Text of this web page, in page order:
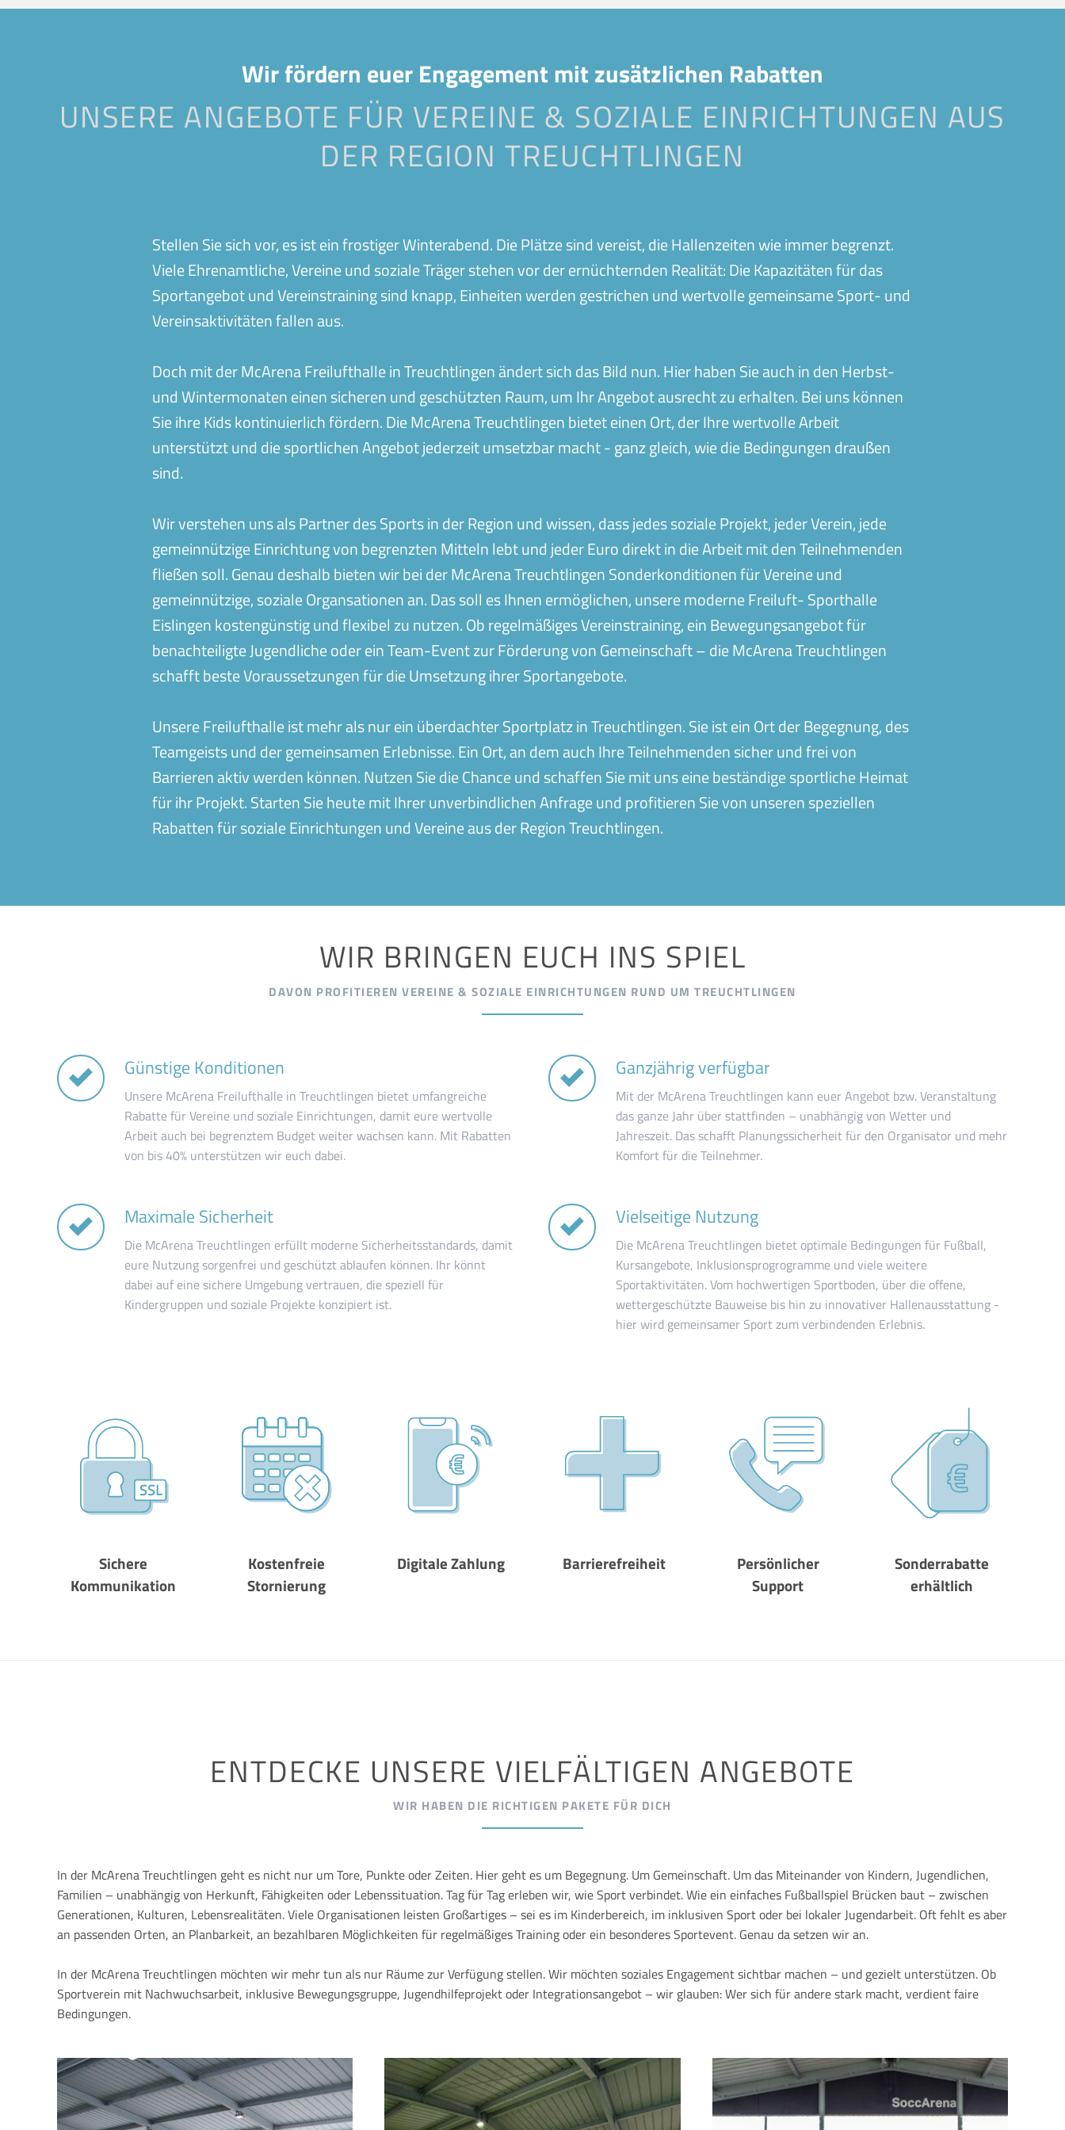
Balingen
Bamberg Bocholt Buchholz
Eislingen
Heidelberg-Rohrbach Herrenberg Ilshofen
Nagold
Oeffingen
Peine Ravensburg Schorndorf
Schwabmünchen
Stadtallendorf Stralsund Stuttgart-Vaihingen
Bubble Soccer
Betriebssport
Events
Abos
Wir fördern euer Engagement mit zusätzlichen Rabatten
UNSERE ANGEBOTE FÜR VEREINE & SOZIALE EINRICHTUNGEN AUS
DER REGION TREUCHTLINGEN
Stellen Sie sich vor, es ist ein frostiger Winterabend. Die Plätze sind vereist, die Hallenzeiten wie immer begrenzt.
Viele Ehrenamtliche, Vereine und soziale Träger stehen vor der ernüchternden Realität: Die Kapazitäten für das
Sportangebot und Vereinstraining sind knapp, Einheiten werden gestrichen und wertvolle gemeinsame Sport- und
Vereinsaktivitäten fallen aus.
Doch mit der McArena Freilufthalle in Treuchtlingen ändert sich das Bild nun. Hier haben Sie auch in den Herbst-
und Wintermonaten einen sicheren und geschützten Raum, um Ihr Angebot ausrecht zu erhalten. Bei uns können
Sie ihre Kids kontinuierlich fördern. Die McArena Treuchtlingen bietet einen Ort, der Ihre wertvolle Arbeit
unterstützt und die sportlichen Angebot jederzeit umsetzbar macht - ganz gleich, wie die Bedingungen draußen
sind.
Wir verstehen uns als Partner des Sports in der Region und wissen, dass jedes soziale Projekt, jeder Verein, jede
gemeinnützige Einrichtung von begrenzten Mitteln lebt und jeder Euro direkt in die Arbeit mit den Teilnehmenden
fließen soll. Genau deshalb bieten wir bei der McArena Treuchtlingen Sonderkonditionen für Vereine und
gemeinnützige, soziale Organsationen an. Das soll es Ihnen ermöglichen, unsere moderne Freiluft- Sporthalle
Eislingen kostengünstig und flexibel zu nutzen. Ob regelmäßiges Vereinstraining, ein Bewegungsangebot für
benachteiligte Jugendliche oder ein Team-Event zur Förderung von Gemeinschaft – die McArena Treuchtlingen
schafft beste Voraussetzungen für die Umsetzung ihrer Sportangebote.
Unsere Freilufthalle ist mehr als nur ein überdachter Sportplatz in Treuchtlingen. Sie ist ein Ort der Begegnung, des
Teamgeists und der gemeinsamen Erlebnisse. Ein Ort, an dem auch Ihre Teilnehmenden sicher und frei von
Barrieren aktiv werden können. Nutzen Sie die Chance und schaffen Sie mit uns eine beständige sportliche Heimat
für ihr Projekt. Starten Sie heute mit Ihrer unverbindlichen Anfrage und profitieren Sie von unseren speziellen
Rabatten für soziale Einrichtungen und Vereine aus der Region Treuchtlingen.
WIR BRINGEN EUCH INS SPIEL
DAVON PROFITIEREN VEREINE & SOZIALE EINRICHTUNGEN RUND UM TREUCHTLINGEN
Günstige Konditionen
Unsere McArena Freilufthalle in Treuchtlingen bietet umfangreiche
Rabatte für Vereine und soziale Einrichtungen, damit eure wertvolle
Arbeit auch bei begrenztem Budget weiter wachsen kann. Mit Rabatten
von bis 40% unterstützen wir euch dabei.
Ganzjährig verfügbar
Mit der McArena Treuchtlingen kann euer Angebot bzw. Veranstaltung
das ganze Jahr über stattfinden – unabhängig von Wetter und
Jahreszeit. Das schafft Planungssicherheit für den Organisator und mehr
Komfort für die Teilnehmer.
Maximale Sicherheit
Die McArena Treuchtlingen erfüllt moderne Sicherheitsstandards, damit
eure Nutzung sorgenfrei und geschützt ablaufen können. Ihr könnt
dabei auf eine sichere Umgebung vertrauen, die speziell für
Kindergruppen und soziale Projekte konzipiert ist.
Vielseitige Nutzung
Die McArena Treuchtlingen bietet optimale Bedingungen für Fußball,
Kursangebote, Inklusionsprogrogramme und viele weitere
Sportaktivitäten. Vom hochwertigen Sportboden, über die offene,
wettergeschützte Bauweise bis hin zu innovativer Hallenausstattung -
hier wird gemeinsamer Sport zum verbindenden Erlebnis.
Sichere
Kommunikation
Kostenfreie
Stornierung
Digitale Zahlung Barrierefreiheit
Persönlicher
Support
Sonderrabatte
erhältlich
ENTDECKE UNSERE VIELFÄLTIGEN ANGEBOTE
WIR HABEN DIE RICHTIGEN PAKETE FÜR DICH
In der McArena Treuchtlingen geht es nicht nur um Tore, Punkte oder Zeiten. Hier geht es um Begegnung. Um Gemeinschaft. Um das Miteinander von Kindern, Jugendlichen,
Familien – unabhängig von Herkunft, Fähigkeiten oder Lebenssituation. Tag für Tag erleben wir, wie Sport verbindet. Wie ein einfaches Fußballspiel Brücken baut – zwischen
Generationen, Kulturen, Lebensrealitäten. Viele Organisationen leisten Großartiges – sei es im Kinderbereich, im inklusiven Sport oder bei lokaler Jugendarbeit. Oft fehlt es aber
an passenden Orten, an Planbarkeit, an bezahlbaren Möglichkeiten für regelmäßiges Training oder ein besonderes Sportevent. Genau da setzen wir an.
In der McArena Treuchtlingen möchten wir mehr tun als nur Räume zur Verfügung stellen. Wir möchten soziales Engagement sichtbar machen – und gezielt unterstützen. Ob
Sportverein mit Nachwuchsarbeit, inklusive Bewegungsgruppe, Jugendhilfeprojekt oder Integrationsangebot – wir glauben: Wer sich für andere stark macht, verdient faire
Bedingungen.